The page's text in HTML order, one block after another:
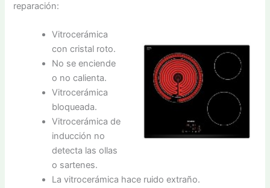
reparación:
Vitrocerámica
con cristal roto.
No se enciende
o no calienta.
Vitrocerámica
bloqueada.
Vitrocerámica de
inducción no
detecta las ollas
o sartenes.
La vitrocerámica hace ruido extraño.